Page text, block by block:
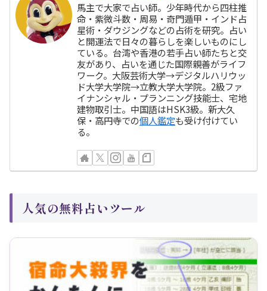
馬主で大家で占い師。少年時代から四柱推
命・紫微斗数・周易・奇門遁甲・インド占
星術・ダウジングなどの占術を研究。占い
と開運法で日々の暮らしを楽しいものにし
ている。台湾や香港の若手占い師たちと交
友があり、占いを通じた国際親善がライフ
ワーク。大阪芸術大学→デジタルハリウッ
ド大学大学院→立教大学大学院。2級ファ
イナンシャル・プランニング技能士、宅地
建物取引士。中国語はHSK3級。新大久
保・高円寺での個人鑑定も受け付けてい
る。
人気の無料占いツール